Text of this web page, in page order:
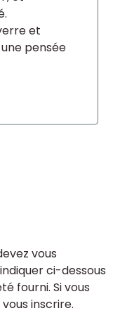
et
une pensée
vous
ci-dessous
fourni. Si vous
inscrire.